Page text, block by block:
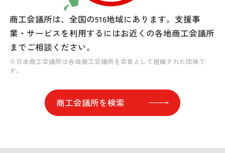
商工会議所は、全国の516地域にあります。 支援事
業・サービスを利用するにはお近くの各地商工会議所
までご相談ください。
※日本商工会議所は各地商工会議所を会員として組織された団体で
す。
商工会議所を検索